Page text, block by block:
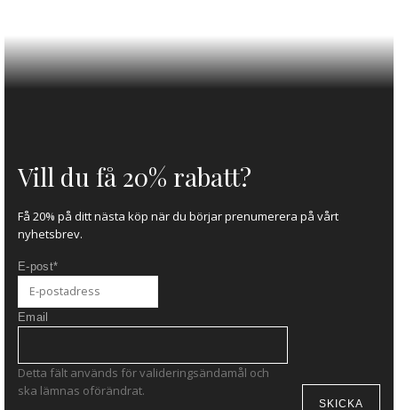
Vill du få 20% rabatt?
Få 20% på ditt nästa köp när du börjar prenumerera på vårt
nyhetsbrev.
E-post*
Email
Detta fält används för valideringsändamål och
ska lämnas oförändrat.